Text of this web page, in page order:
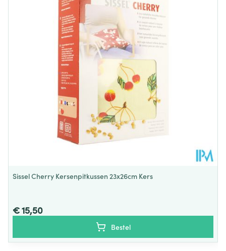
110 mm
Kamertemperatuur (15°C - 25°C)
Sissel Cherry Kersenpitkussen 23x26cm Kers
€ 15,50
Bestel